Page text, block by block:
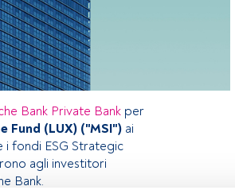
Bank Private Bank per
Fund (LUX) ("MSI") ai
i fondi ESG Strategic
agli investitori
Bank.